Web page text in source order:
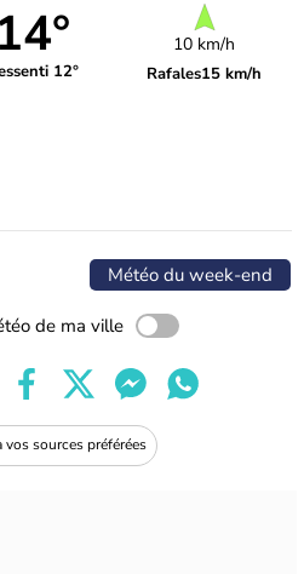
14°
12°
10 km/h
Rafales15 km/h
Météo du week-end
de ma ville
vos sources préférées